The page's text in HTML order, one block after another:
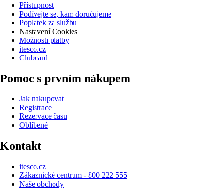
Přístupnost
Podívejte se, kam doručujeme
Poplatek za službu
Nastavení Cookies
Možnosti platby
itesco.cz
Clubcard
Pomoc s prvním nákupem
Jak nakupovat
Registrace
Rezervace času
Oblíbené
Kontakt
itesco.cz
Zákaznické centrum - 800 222 555
Naše obchody